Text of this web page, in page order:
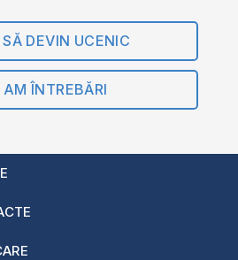
DEVIN UCENIC
ÎNTREBĂRI